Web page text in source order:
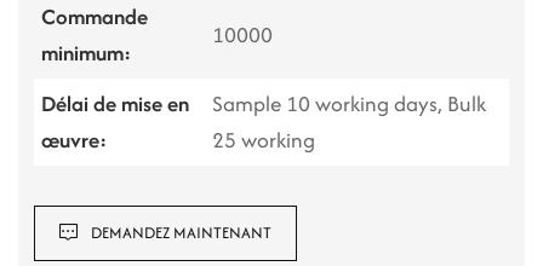
Commande
minimum:
10000
Délai de mise en
œuvre:
Sample 10 working days, Bulk
25 working
DEMANDEZ MAINTENANT